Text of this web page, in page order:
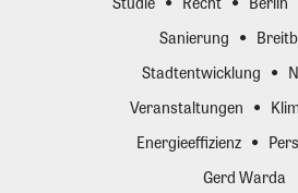
Sanierung
Stadtentwicklung
Veranstaltungen
Energieeffizienz
Gerd Warda